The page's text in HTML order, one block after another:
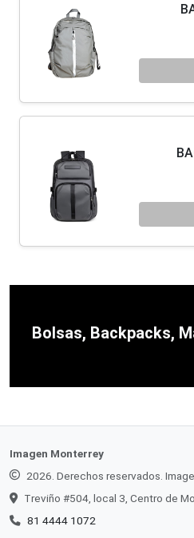
Bolsas, Backpacks,
Imagen Monterrey
2026. Derechos reservados.
Treviño #504, local 3, Centro de
81 4444 1072